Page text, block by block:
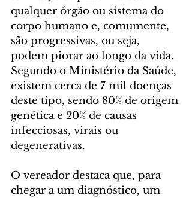
qualquer órgão ou sistema do
corpo humano e, comumente,
são progressivas, ou seja,
podem piorar ao longo da vida.
Segundo o Ministério da Saúde,
existem cerca de 7 mil doenças
deste tipo, sendo 80% de origem
genética e 20% de causas
infecciosas, virais ou
degenerativas.
O vereador destaca que, para
chegar a um diagnóstico, um